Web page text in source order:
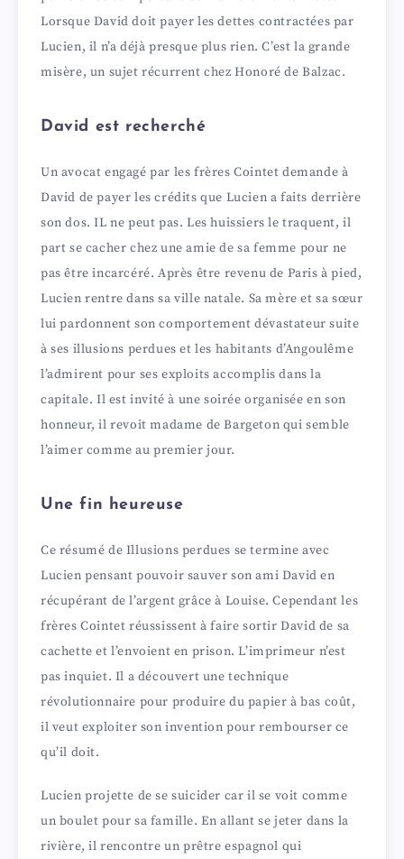
Lorsque David doit payer les dettes contractées par
Lucien, il n’a déjà presque plus rien. C’est la grande
misère, un sujet récurrent chez Honoré de Balzac.
David est recherché
Un avocat engagé par les frères Cointet demande à
David de payer les crédits que Lucien a faits derrière
son dos. IL ne peut pas. Les huissiers le traquent, il
part se cacher chez une amie de sa femme pour ne
pas être incarcéré. Après être revenu de Paris à pied,
Lucien rentre dans sa ville natale. Sa mère et sa sœur
lui pardonnent son comportement dévastateur suite
à ses illusions perdues et les habitants d’Angoulême
l’admirent pour ses exploits accomplis dans la
capitale. Il est invité à une soirée organisée en son
honneur, il revoit madame de Bargeton qui semble
l’aimer comme au premier jour.
Une fin heureuse
Ce résumé de Illusions perdues se termine avec
Lucien pensant pouvoir sauver son ami David en
récupérant de l’argent grâce à Louise. Cependant les
frères Cointet réussissent à faire sortir David de sa
cachette et l’envoient en prison. L’imprimeur n’est
pas inquiet. Il a découvert une technique
révolutionnaire pour produire du papier à bas coût,
il veut exploiter son invention pour rembourser ce
qu’il doit.
Lucien projette de se suicider car il se voit comme
un boulet pour sa famille. En allant se jeter dans la
rivière, il rencontre un prêtre espagnol qui